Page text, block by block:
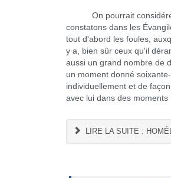
On pourrait considérer
constatons dans les
tout d'abord les foules,
y a, bien sûr ceux qu'il
aussi un grand nombre de
un moment donné
individuellement et de
avec lui dans des
LIRE LA SUITE :